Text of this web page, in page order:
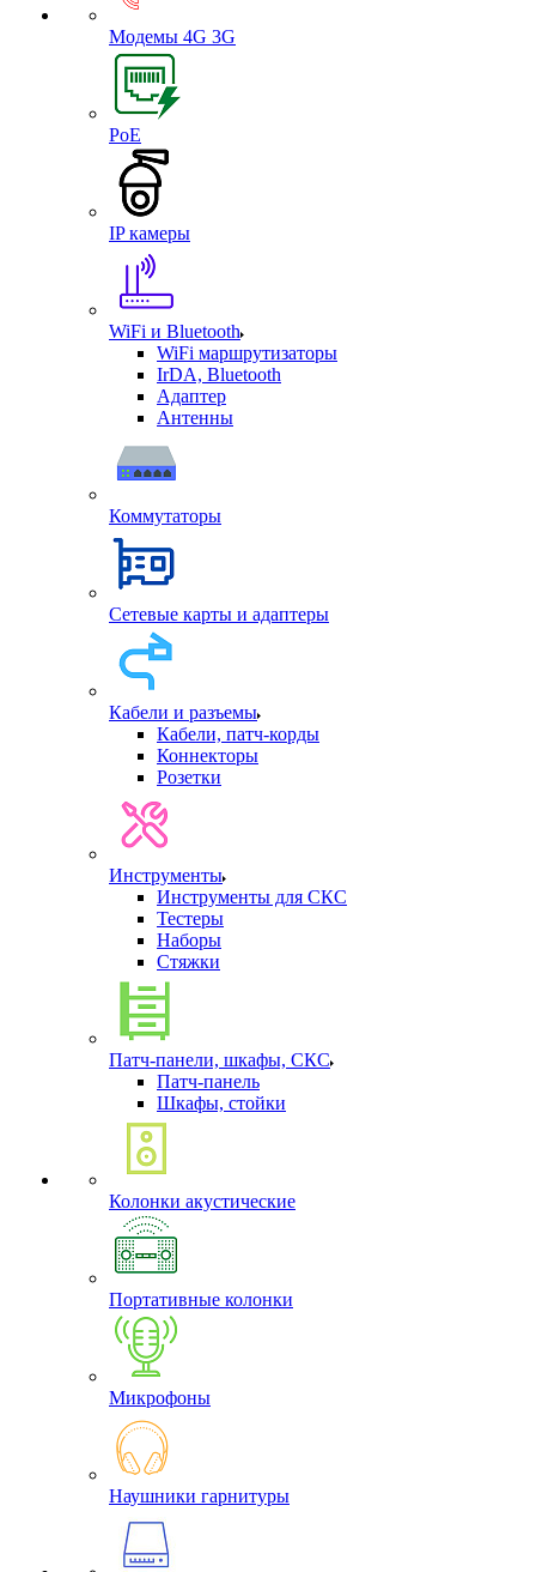
Модемы 4G 3G
PoE
IP камеры
WiFi и Bluetooth
WiFi маршрутизаторы
IrDA, Bluetooth
Адаптер
Антенны
Коммутаторы
Сетевые карты и адаптеры
Кабели и разъемы
Кабели, патч-корды
Коннекторы
Розетки
Инструменты
Инструменты для СКС
Тестеры
Наборы
Стяжки
Патч-панели, шкафы, СКС
Патч-панель
Шкафы, стойки
Колонки акустические
Портативные колонки
Микрофоны
Наушники гарнитуры